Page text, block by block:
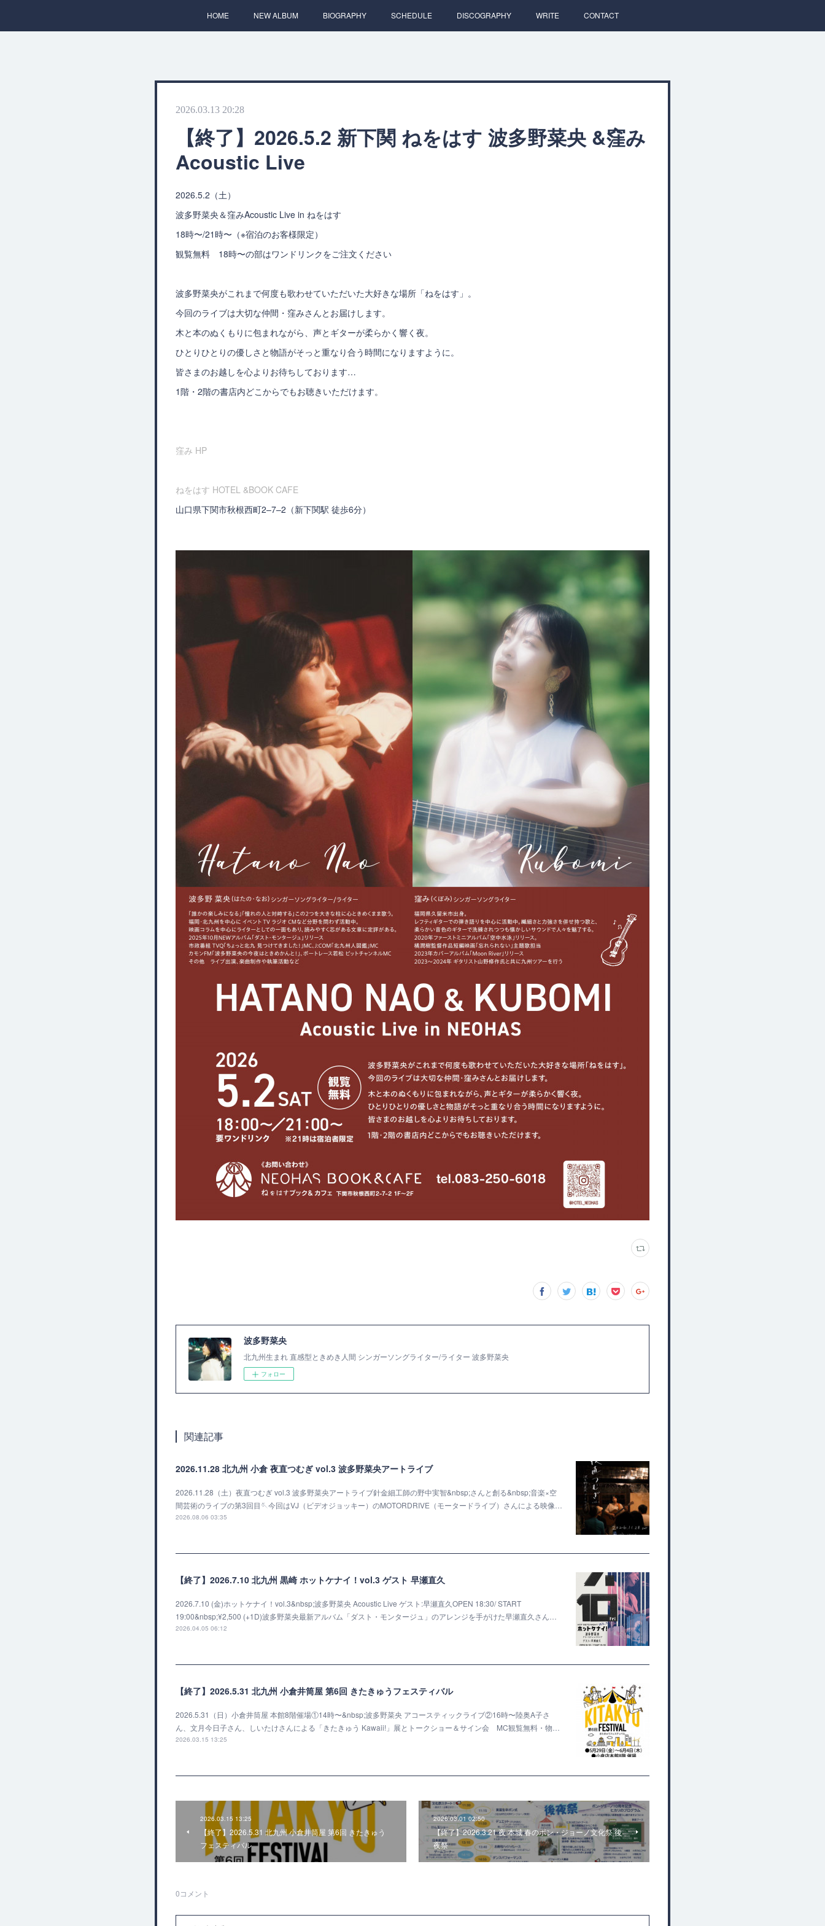
HOME NEW ALBUM BIOGRAPHY SCHEDULE DISCOGRAPHY WRITE CONTACT
2026.03.13 20:28
【終了】2026.5.2 新下関 ねをはす 波多野菜央 &窪み
Acoustic Live
2026.5.2（土）
波多野菜央＆窪みAcoustic Live in ねをはす
18時〜/21時〜（※宿泊のお客様限定）
観覧無料 18時〜の部はワンドリンクをご注文ください
波多野菜央がこれまで何度も歌わせていただいた大好きな場所「ねをはす」。
今回のライブは大切な仲間・窪みさんとお届けします。
木と本のぬくもりに包まれながら、声とギターが柔らかく響く夜。
ひとりひとりの優しさと物語がそっと重なり合う時間になりますように。
皆さまのお越しを心よりお待ちしております…
1階・2階の書店内どこからでもお聴きいただけます。
窪み HP
ねをはす HOTEL &BOOK CAFE
山口県下関市秋根西町2–7–2（新下関駅 徒歩6分）
波多野菜央
北九州生まれ 直感型ときめき人間 シンガーソングライター/ライター 波多野菜央
フォロー
関連記事
2026.11.28 北九州 小倉 夜直つむぎ vol.3 波多野菜央アートライブ
2026.11.28（土）夜直つむぎ vol.3 波多野菜央アートライブ針金細工師の野中実智&nbsp;さんと創る&nbsp;音楽×空
間芸術のライブの第3回目🪡今回はVJ（ビデオジョッキー）のMOTORDRIVE（モータードライブ）さんによる映像…
2026.08.06 03:35
【終了】2026.7.10 北九州 黒崎 ホットケナイ！vol.3 ゲスト 早瀬直久
2026.7.10 (金)ホットケナイ！vol.3&nbsp;波多野菜央 Acoustic Live ゲスト:早瀬直久OPEN 18:30/ START
19:00&nbsp;¥2,500 (+1D)波多野菜央最新アルバム「ダスト・モンタージュ」のアレンジを手がけた早瀬直久さん…
2026.04.05 06:12
【終了】2026.5.31 北九州 小倉井筒屋 第6回 きたきゅうフェスティバル
2026.5.31（日）小倉井筒屋 本館8階催場①14時〜&nbsp;波多野菜央 アコースティックライブ②16時〜陸奥A子さ
ん、文月今日子さん、しいたけさんによる「きたきゅう Kawaii!」展とトークショー＆サイン会 MC観覧無料・物…
2026.03.15 13:25
2026.03.15 13:25
【終了】2026.5.31 北九州 小倉井筒屋 第6回 きたきゅう
フェスティバル
2026.03.01 02:50
【終了】2026.3.21 夜 本城 春のボン・ジョーノ文化祭 後
夜祭
0コメント